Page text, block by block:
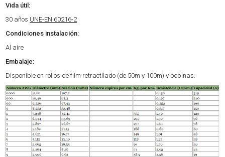
Vida útil:
30 años UNE-EN 60216-2
Condiciones instalación:
Al aire
Embalaje:
Disponible en rollos de film retractilado (de 50m y 100m) y bobinas.